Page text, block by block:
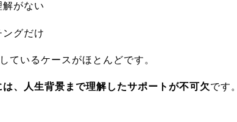
解がない
グだけ
ているケースがほとんどです。
、人生背景まで理解したサポートが不可欠です。